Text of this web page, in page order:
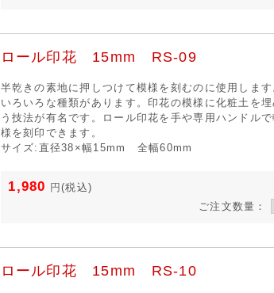
ロール印花 15mm RS-09
半乾きの素地に押しつけて模様を刻むのに使用しま
いろいろな種類があります。印花の模様に化粧土を
う技法が有名です。ロール印花を手や専用ハンドル
様を刻印できます。
サイズ:直径38×幅15mm 全幅60mm
1,980 円(税込)
ご注文数量：
ロール印花 15mm RS-10